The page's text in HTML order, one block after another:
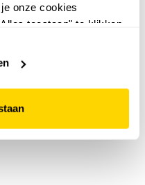
onze cookies
toestaan" te klikken.